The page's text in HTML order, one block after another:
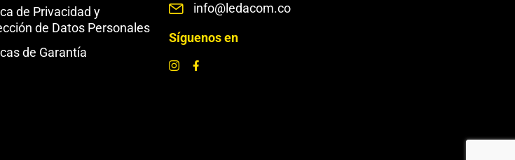
de Privacidad y
de Datos Personales
de Garantía
info@ledacom.co
Síguenos en